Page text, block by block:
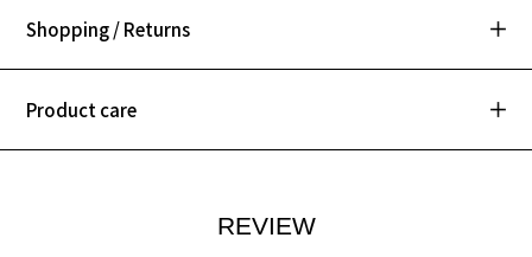
Shopping / Returns
Product care
REVIEW